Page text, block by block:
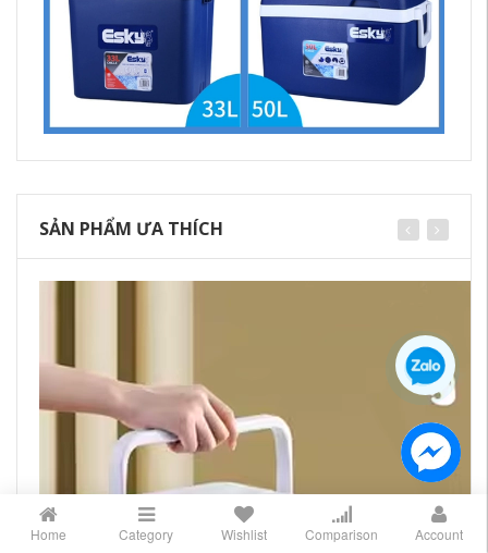
SẢN PHẨM ƯA THÍCH
Home Category Wishlist Comparison Account